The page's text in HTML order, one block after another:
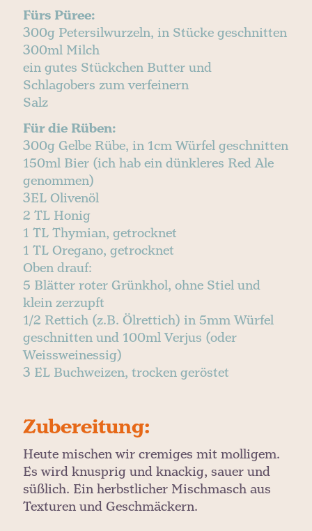
Fürs Püree:
300g Petersilwurzeln, in Stücke geschnitten
300ml Milch
ein gutes Stückchen Butter und
Schlagobers zum verfeinern
Salz
Für die Rüben:
300g Gelbe Rübe, in 1cm Würfel geschnitten
150ml Bier (ich hab ein dünkleres Red Ale
genommen)
3EL Olivenöl
2 TL Honig
1 TL Thymian, getrocknet
1 TL Oregano, getrocknet
Oben drauf:
5 Blätter roter Grünkhol, ohne Stiel und
klein zerzupft
1/2 Rettich (z.B. Ölrettich) in 5mm Würfel
geschnitten und 100ml Verjus (oder
Weissweinessig)
3 EL Buchweizen, trocken geröstet
Zubereitung:
Heute mischen wir cremiges mit molligem.
Es wird knusprig und knackig, sauer und
süßlich. Ein herbstlicher Mischmasch aus
Texturen und Geschmäckern.